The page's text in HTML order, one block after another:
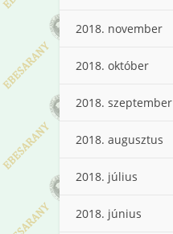
2018. november
2018. október
2018. szeptember
2018. augusztus
2018. július
2018. június